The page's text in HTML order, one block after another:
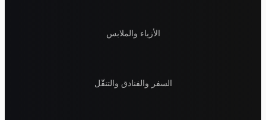
الأزياء والملابس
السفر والفنادق والتنقّل